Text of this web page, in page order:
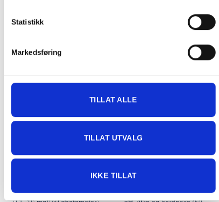
Statistikk
Markedsføring
TILLAT ALLE
TILLAT UTVALG
IKKE TILLAT
Rørepinne
DPD nr.4, Aktiv Oxygen,
Teststrips – Aktiv Oxygen,